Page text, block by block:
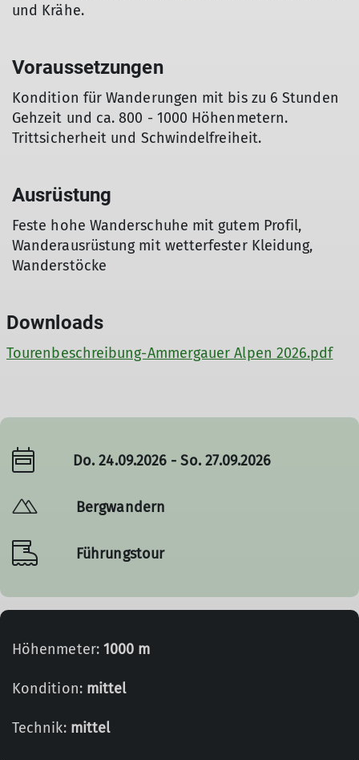
und Krähe.
Voraussetzungen
Kondition für Wanderungen mit bis zu 6 Stunden
Gehzeit und ca. 800 - 1000 Höhenmetern.
Trittsicherheit und Schwindelfreiheit.
Ausrüstung
Feste hohe Wanderschuhe mit gutem Profil,
Wanderausrüstung mit wetterfester Kleidung,
Wanderstöcke
Downloads
Tourenbeschreibung-Ammergauer Alpen 2026.pdf
Do. 24.09.2026 - So. 27.09.2026
Bergwandern
Führungstour
Höhenmeter: 1000 m
Kondition: mittel
Technik: mittel